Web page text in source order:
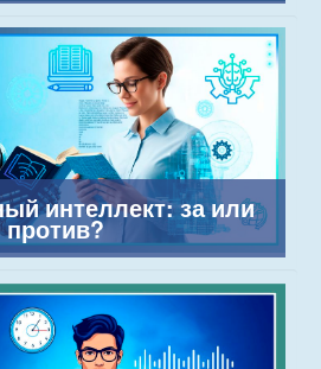
интеллект: за или
против?